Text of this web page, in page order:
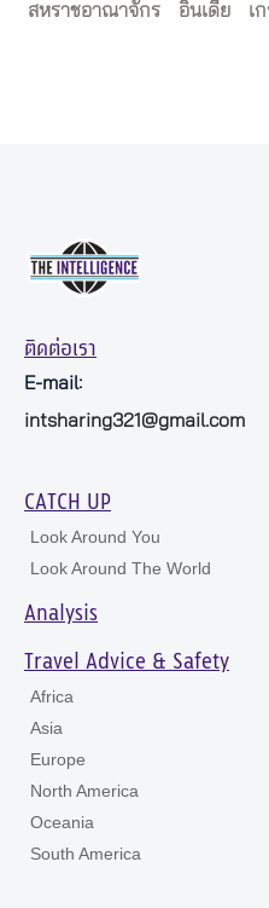
สหราชอาณาจักร
อินเดีย เ
ติดต่อเรา
E-mail:
intsharing321@gmail.com
CATCH UP
Look Around You
Look Around The World
Analysis
Travel Advice & Safety
Africa
Asia
Europe
North America
Oceania
South America